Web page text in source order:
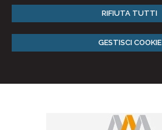
RIFIUTA TUTTI
GESTISCI COOKIE